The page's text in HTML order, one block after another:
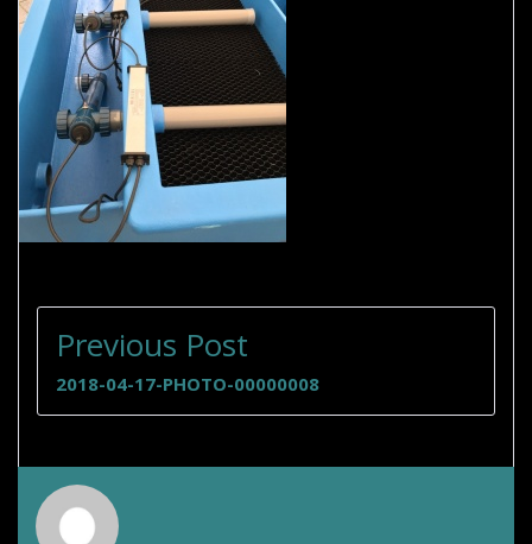
BEITRAGSNAVIGATION
Previous Post
2018-04-17-PHOTO-00000008